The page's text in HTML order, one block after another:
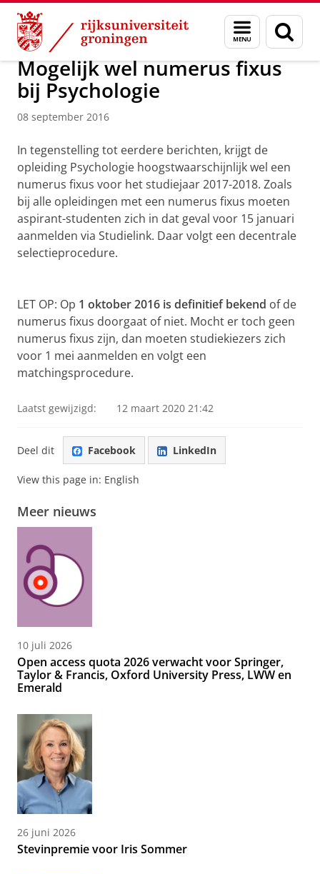
Skip
Content
Skip
Navigation
Menu
en
zoeken
Over ons Actueel Nieuws Nieuwsberichten
Mogelijk wel numerus fixus
bij Psychologie
08 september 2016
In tegenstelling tot eerdere berichten, krijgt de
opleiding Psychologie hoogstwaarschijnlijk wel een
numerus fixus voor het studiejaar 2017-2018. Zoals
bij alle opleidingen met een numerus fixus moeten
aspirant-studenten zich in dat geval voor 15 januari
aanmelden via Studielink. Daar volgt een decentrale
selectieprocedure.
LET OP: Op 1 oktober 2016 is definitief bekend of de
numerus fixus doorgaat of niet. Mocht er toch geen
numerus fixus zijn, dan moeten studiekiezers zich
voor 1 mei aanmelden en volgt een
matchingsprocedure.
Laatst gewijzigd: 12 maart 2020 21:42
Deel dit Facebook LinkedIn
View this page in: English
Meer nieuws
10 juli 2026
Open access quota 2026 verwacht voor Springer,
Taylor & Francis, Oxford University Press, LWW en
Emerald
26 juni 2026
Stevinpremie voor Iris Sommer